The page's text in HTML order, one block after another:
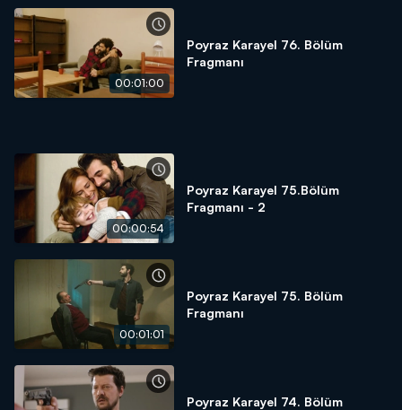
00:01:00
Poyraz Karayel 76. Bölüm
Fragmanı
00:00:54
Poyraz Karayel 75.Bölüm
Fragmanı - 2
00:01:01
Poyraz Karayel 75. Bölüm
Fragmanı
Poyraz Karayel 74. Bölüm